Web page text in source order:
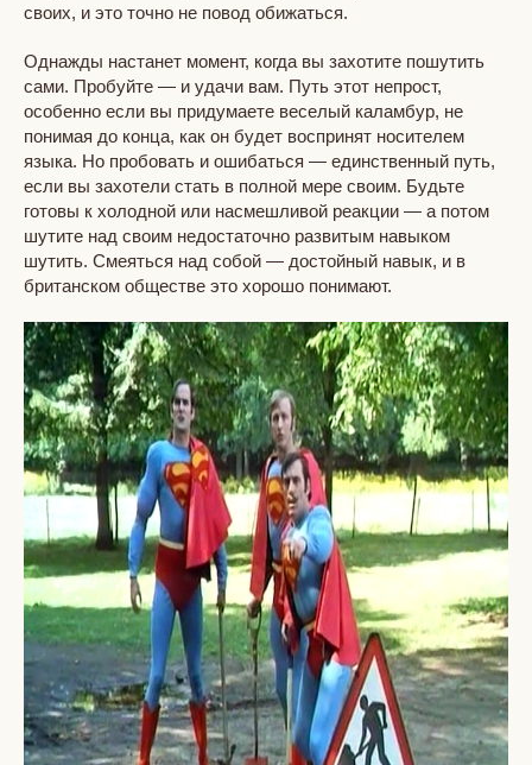
своих, и это точно не повод обижаться.
Однажды настанет момент, когда вы захотите пошутить
сами. Пробуйте — и удачи вам. Путь этот непрост,
особенно если вы придумаете веселый каламбур, не
понимая до конца, как он будет воспринят носителем
языка. Но пробовать и ошибаться — единственный путь,
если вы захотели стать в полной мере своим. Будьте
готовы к холодной или насмешливой реакции — а потом
шутите над своим недостаточно развитым навыком
шутить. Смеяться над собой — достойный навык, и в
британском обществе это хорошо понимают.